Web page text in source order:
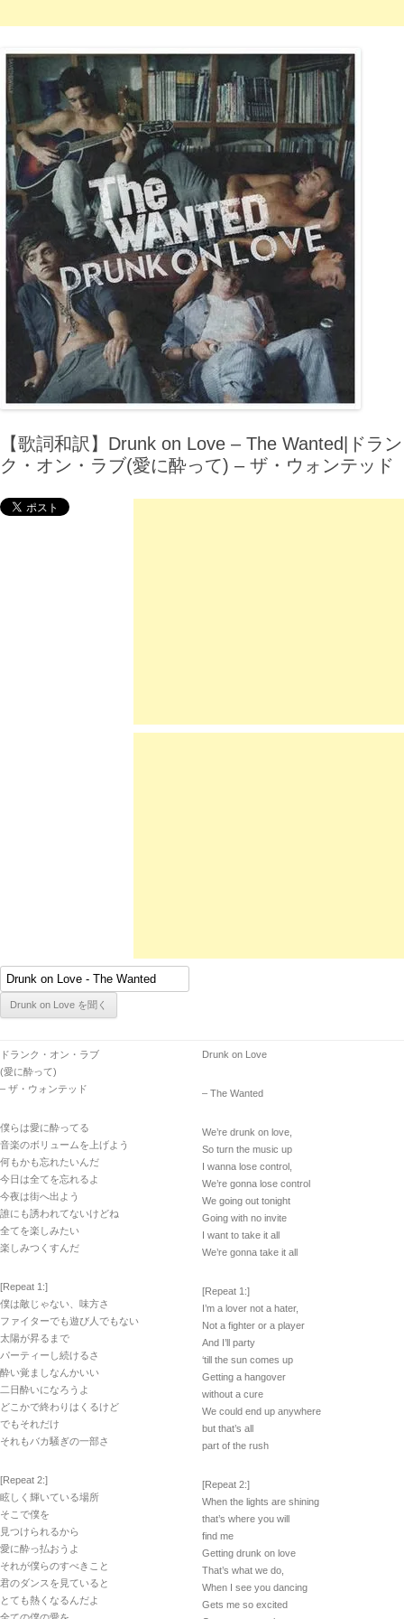
【歌詞和訳】Drunk on Love – The Wanted|ドラン
ク・オン・ラブ(愛に酔って) – ザ・ウォンテッド
ドランク・オン・ラブ
(愛に酔って)
– ザ・ウォンテッド
僕らは愛に酔ってる
音楽のボリュームを上げよう
何もかも忘れたいんだ
今日は全てを忘れるよ
今夜は街へ出よう
誰にも誘われてないけどね
全てを楽しみたい
楽しみつくすんだ
[Repeat 1:]
僕は敵じゃない、味方さ
ファイターでも遊び人でもない
太陽が昇るまで
パーティーし続けるさ
酔い覚ましなんかいい
二日酔いになろうよ
どこかで終わりはくるけど
でもそれだけ
それもバカ騒ぎの一部さ
[Repeat 2:]
眩しく輝いている場所
そこで僕を
見つけられるから
愛に酔っ払おうよ
それが僕らのすべきこと
君のダンスを見ていると
とても熱くなるんだよ
Drunk on Love
– The Wanted
We’re drunk on love,
So turn the music up
I wanna lose control,
We’re gonna lose control
We going out tonight
Going with no invite
I want to take it all
We’re gonna take it all
[Repeat 1:]
I’m a lover not a hater,
Not a fighter or a player
And I’ll party
‘till the sun comes up
Getting a hangover
without a cure
We could end up anywhere
but that’s all
part of the rush
[Repeat 2:]
When the lights are shining
that’s where you will
find me
Getting drunk on love
That’s what we do,
When I see you dancing
Gets me so excited